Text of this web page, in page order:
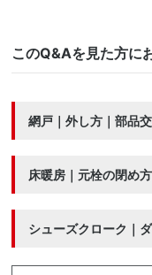
このQ&Aを見た方に
網戸｜外し方｜部品
床暖房｜元栓の閉め
シューズクローク｜